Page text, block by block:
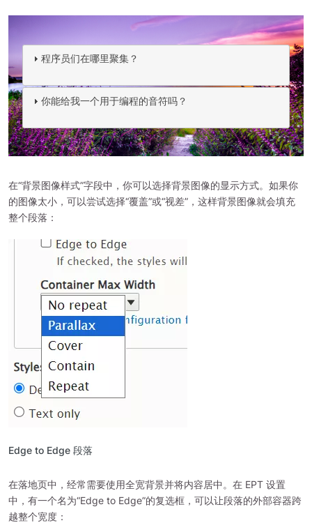
程序员们在哪里聚集？
你能给我一个用于编程的音符吗？
在“背景图像样式”字段中，你可以选择背景图像的显示方式。如果你
的图像太小，可以尝试选择“覆盖”或“视差”，这样背景图像就会填充
整个段落：
Edge to Edge 段落
在落地页中，经常需要使用全宽背景并将内容居中。在 EPT 设置
中，有一个名为“Edge to Edge”的复选框，可以让段落的外部容器跨
越整个宽度：